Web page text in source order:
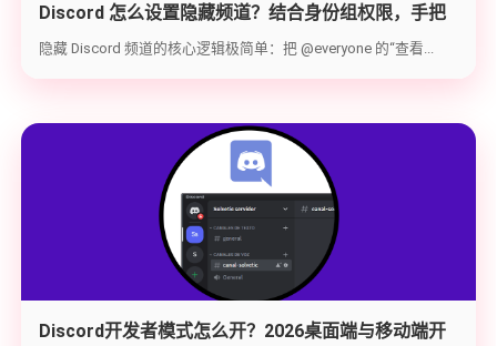
Discord 怎么设置隐藏频道？结合身份组权限，手把
手教你打造 100% 私密的专属频道
隐藏 Discord 频道的核心逻辑极简单：把 @everyone 的“查看...
Discord开发者模式怎么开？2026桌面端与移动端开